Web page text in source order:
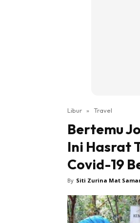
Libur » Travel
Bertemu
Ini Hasrat
Covid-19
By Siti Zurina Mat